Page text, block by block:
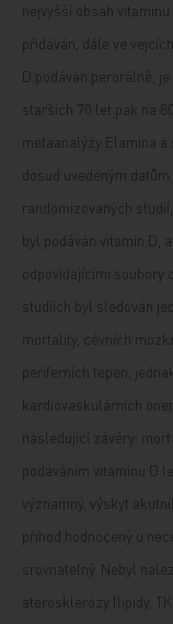
nejvyšší obsah vitaminu
přidáván, dále ve
D podáván perorálně,
starších 70 let pak na
metaanalýzy Elamina a
dosud uvedeným
randomizovaných
byl podáván vitamin D,
odpovídajícími soubory
studiích byl sledován
mortality, cévních
periferních tepen,
kardiovaskulárních
následující závěry:
podáváním vitaminu D
významný, výskyt
příhod hodnocený u
srovnatelný. Nebyl
aterosklerózy (lipidy,